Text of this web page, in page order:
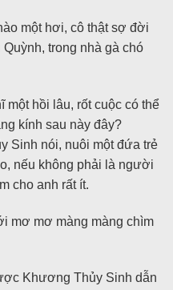
một hơi, cô thật sợ đời
trong nhà gà chó
hồi lâu, rốt cuộc có thể
kính sau này đây?
Sinh nói, nuôi một đứa trẻ
nếu không phải là người
cho anh rất ít.
mơ mơ màng màng chìm
Khương Thủy Sinh dẫn